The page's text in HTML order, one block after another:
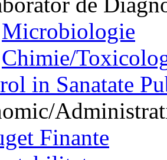
Microbiologie
Chimie/
in Sanatate
Finante